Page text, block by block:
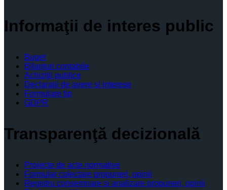
Informaţii de interes public
Buget
Bilanţuri contabile
Achiziţii publice
Declaratii de avere si interese
Formulare tip
GDPR
Transparenţă decizională
Proiecte de acte normative
Formular colectare propuneri, opinii
Registru consemnare si analizare propuneri, opinii